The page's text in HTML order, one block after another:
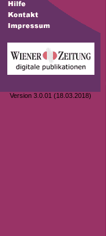
Version 3.0.01 (18.03.2018)